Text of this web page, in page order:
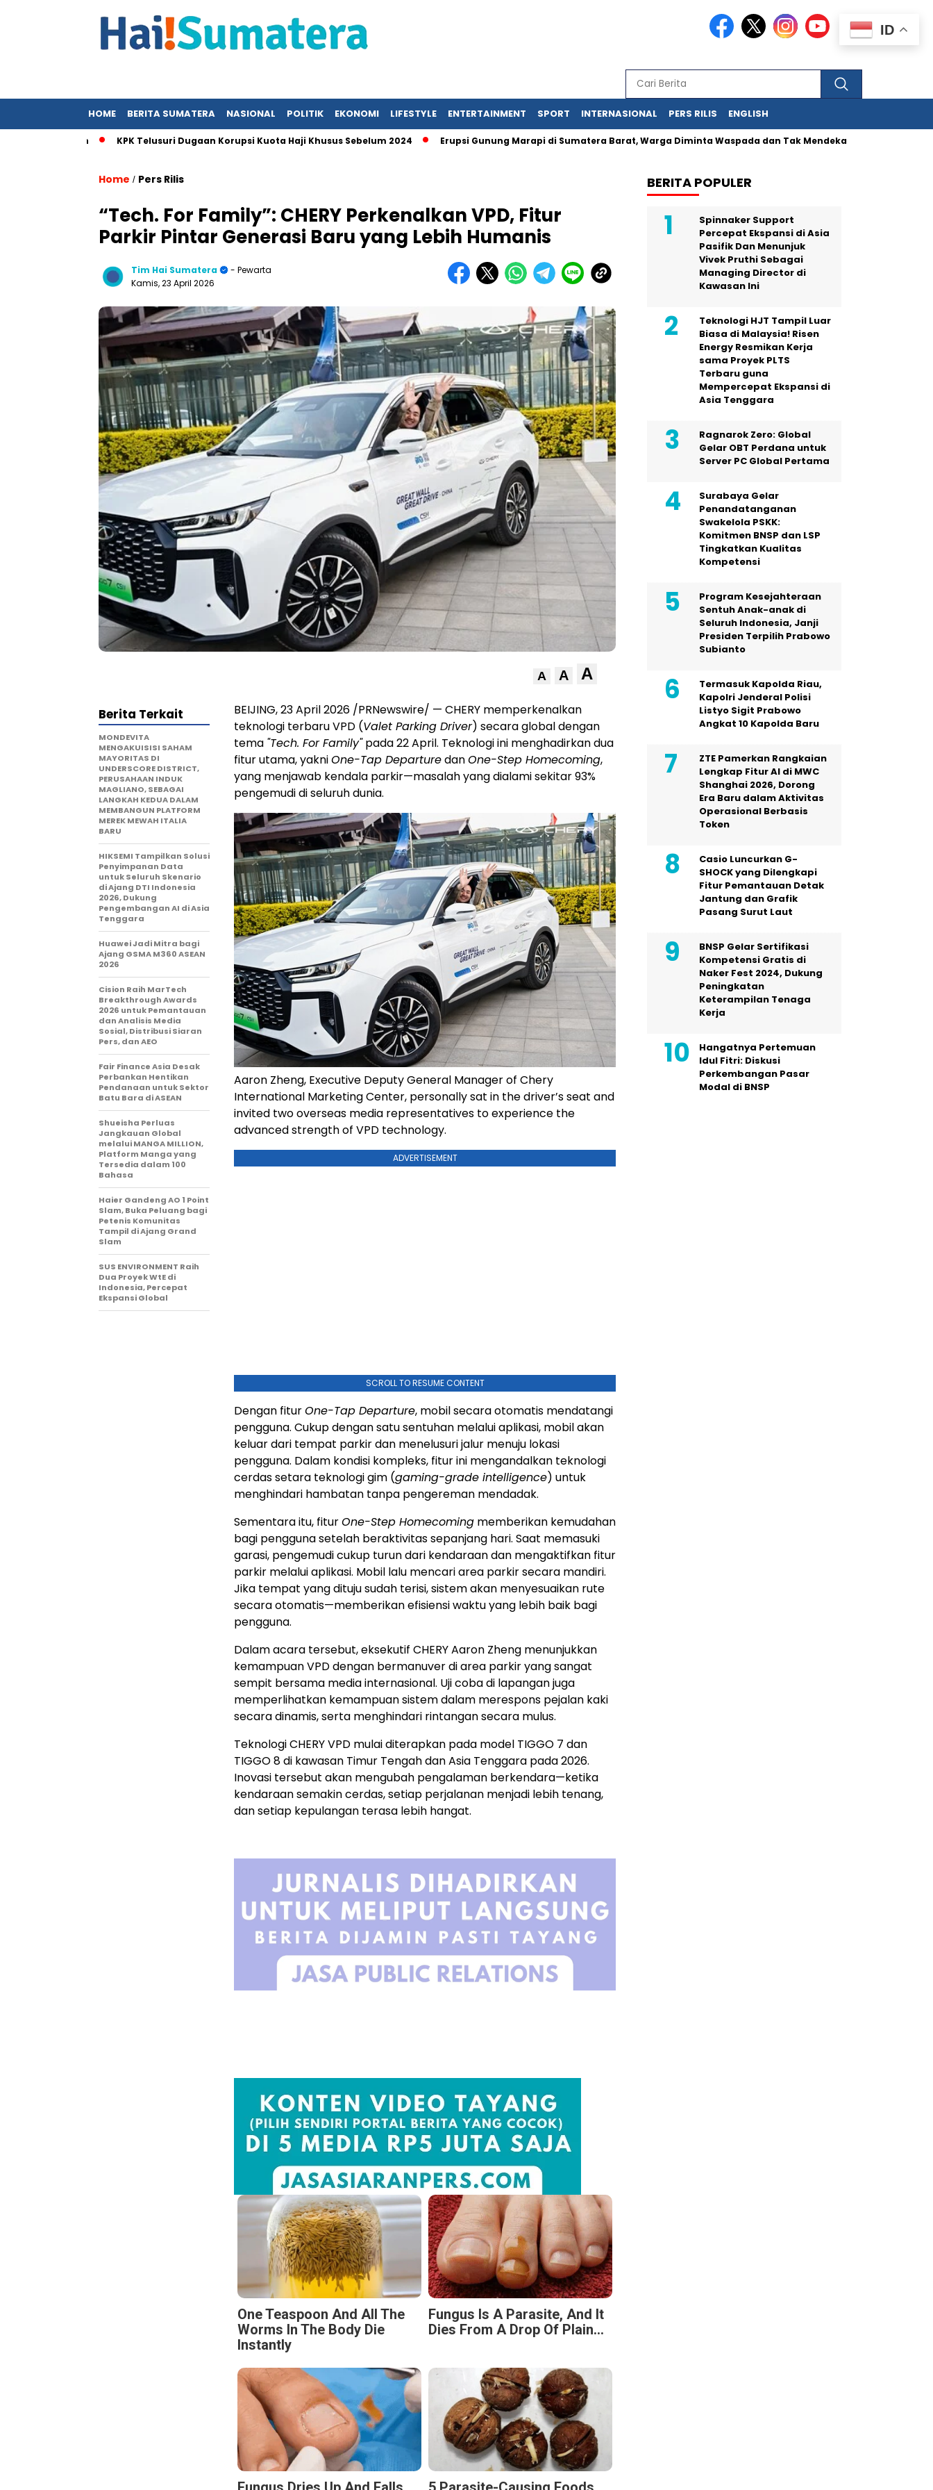
HOME BERITA SUMATERA NASIONAL POLITIK EKONOMI LIFESTYLE ENTERTAINMENT SPORT INTERNASIONAL PERS RILIS ENGLISH
KPK Telusuri Dugaan Korupsi Kuota Haji Khusus Sebelum 2024 Erupsi Gunung Marapi di Sumatera Barat, Warga Diminta Waspada dan Tak Mendekat Kawah
Home / Pers Rilis
“Tech. For Family”: CHERY Perkenalkan VPD, Fitur
Parkir Pintar Generasi Baru yang Lebih Humanis
Tim Hai Sumatera
- Pewarta
Kamis, 23 April 2026
A A A
BEIJING, 23 April 2026 /PRNewswire/ — CHERY memperkenalkan
teknologi terbaru VPD (Valet Parking Driver) secara global dengan
tema "Tech. For Family"pada 22 April. Teknologi ini menghadirkan dua
fitur utama, yakniOne-Tap DeparturedanOne-Step Homecoming,
yang menjawab kendala parkir—masalah yang dialami sekitar 93%
pengemudi di seluruh dunia.
Aaron Zheng, Executive Deputy General Manager of Chery
International Marketing Center, personally sat in the driver’s seat and
invited two overseas media representatives to experience the
advanced strength of VPD technology.
ADVERTISEMENT
SCROLL TO RESUME CONTENT
Dengan fiturOne-Tap Departure, mobil secara otomatis mendatangi
pengguna. Cukup dengan satu sentuhan melalui aplikasi, mobil akan
keluar dari tempat parkir dan menelusuri jalur menuju lokasi
pengguna. Dalam kondisi kompleks, fitur ini mengandalkan teknologi
cerdas setara teknologi gim (gaming-grade intelligence) untuk
menghindari hambatan tanpa pengereman mendadak.
Sementara itu, fiturOne-Step Homecoming memberikan kemudahan
bagi pengguna setelah beraktivitas sepanjang hari. Saat memasuki
garasi, pengemudi cukup turun dari kendaraan dan mengaktifkan fitur
parkir melalui aplikasi. Mobil lalu mencari area parkir secara mandiri.
Jika tempat yang dituju sudah terisi, sistem akan menyesuaikan rute
secara otomatis—memberikan efisiensi waktu yang lebih baik bagi
pengguna.
Dalam acara tersebut, eksekutif CHERY Aaron Zheng menunjukkan
kemampuan VPD dengan bermanuver di area parkir yang sangat
sempit bersama media internasional. Uji coba di lapangan juga
memperlihatkan kemampuan sistem dalam merespons pejalan kaki
secara dinamis, serta menghindari rintangan secara mulus.
Teknologi CHERY VPD mulai diterapkan pada model TIGGO 7 dan
TIGGO 8 di kawasan Timur Tengah dan Asia Tenggara pada 2026.
Inovasi tersebut akan mengubah pengalaman berkendara—ketika
kendaraan semakin cerdas, setiap perjalanan menjadi lebih tenang,
dan setiap kepulangan terasa lebih hangat.
One Teaspoon And All The
Worms In The Body Die
Instantly
Fungus Is A Parasite, And It
Dies From A Drop Of Plain...
Berita Terkait
MONDEVITA
MENGAKUISISI SAHAM
MAYORITAS DI
UNDERSCORE DISTRICT,
PERUSAHAAN INDUK
MAGLIANO, SEBAGAI
LANGKAH KEDUA DALAM
MEMBANGUN PLATFORM
MEREK MEWAH ITALIA
BARU
HIKSEMI Tampilkan Solusi
Penyimpanan Data
untuk Seluruh Skenario
di Ajang DTI Indonesia
2026, Dukung
Pengembangan AI di Asia
Tenggara
Huawei Jadi Mitra bagi
Ajang GSMA M360 ASEAN
2026
Cision Raih MarTech
Breakthrough Awards
2026 untuk Pemantauan
dan Analisis Media
Sosial, Distribusi Siaran
Pers, dan AEO
Fair Finance Asia Desak
Perbankan Hentikan
Pendanaan untuk Sektor
Batu Bara di ASEAN
Shueisha Perluas
Jangkauan Global
melalui MANGA MILLION,
Platform Manga yang
Tersedia dalam 100
Bahasa
Haier Gandeng AO 1 Point
Slam, Buka Peluang bagi
Petenis Komunitas
Tampil di Ajang Grand
Slam
SUS ENVIRONMENT Raih
Dua Proyek WtE di
Indonesia, Percepat
Ekspansi Global
BERITA POPULER
Spinnaker Support
Percepat Ekspansi di Asia
Pasifik Dan Menunjuk
Vivek Pruthi Sebagai
Managing Director di
Kawasan Ini
Teknologi HJT Tampil Luar
Biasa di Malaysia! Risen
Energy Resmikan Kerja
sama Proyek PLTS
Terbaru guna
Mempercepat Ekspansi di
Asia Tenggara
Ragnarok Zero: Global
Gelar OBT Perdana untuk
Server PC Global Pertama
Surabaya Gelar
Penandatanganan
Swakelola PSKK:
Komitmen BNSP dan LSP
Tingkatkan Kualitas
Kompetensi
Program Kesejahteraan
Sentuh Anak-anak di
Seluruh Indonesia, Janji
Presiden Terpilih Prabowo
Subianto
Termasuk Kapolda Riau,
Kapolri Jenderal Polisi
Listyo Sigit Prabowo
Angkat 10 Kapolda Baru
ZTE Pamerkan Rangkaian
Lengkap Fitur AI di MWC
Shanghai 2026, Dorong
Era Baru dalam Aktivitas
Operasional Berbasis
Token
Casio Luncurkan G-
SHOCK yang Dilengkapi
Fitur Pemantauan Detak
Jantung dan Grafik
Pasang Surut Laut
BNSP Gelar Sertifikasi
Kompetensi Gratis di
Naker Fest 2024, Dukung
Peningkatan
Keterampilan Tenaga
Kerja
Hangatnya Pertemuan
Idul Fitri: Diskusi
Perkembangan Pasar
Modal di BNSP
ID